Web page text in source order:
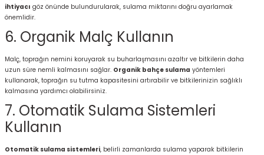
ihtiyacı göz önünde bulundurularak, sulama miktarını doğru ayarlamak
önemlidir.
6. Organik Malç Kullanın
Malç, toprağın nemini koruyarak su buharlaşmasını azaltır ve bitkilerin daha
uzun süre nemli kalmasını sağlar. Organik bahçe sulama yöntemleri
kullanarak, toprağın su tutma kapasitesini artırabilir ve bitkilerinizin sağlıklı
kalmasına yardımcı olabilirsiniz.
7. Otomatik Sulama Sistemleri
Kullanın
Otomatik sulama sistemleri, belirli zamanlarda sulama yaparak bitkilerin